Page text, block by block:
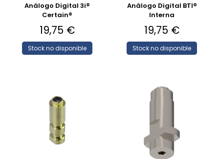
Análogo Digital 3i®
Certain®
19,75 €
Stock no disponible
Análogo Digital BTI®
Interna
19,75 €
Stock no disponible